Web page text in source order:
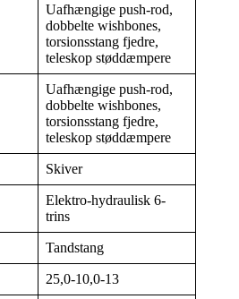
Uafhængige push-rod,
dobbelte wishbones,
torsionsstang fjedre,
teleskop støddæmpere
Uafhængige push-rod,
dobbelte wishbones,
torsionsstang fjedre,
teleskop støddæmpere
Skiver
Elektro-hydraulisk 6-
trins
Tandstang
25,0-10,0-13